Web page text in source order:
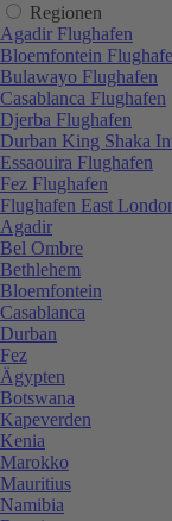
Regionen
Agadir Flughafen
Bloemfontein
Bulawayo Flughafen
Casablanca Flughafen
Djerba Flughafen
Durban King Shaka
Essaouira Flughafen
Fez Flughafen
Flughafen East
Agadir
Bel Ombre
Bethlehem
Bloemfontein
Casablanca
Durban
Fez
Ägypten
Botswana
Kapeverden
Kenia
Marokko
Mauritius
Namibia